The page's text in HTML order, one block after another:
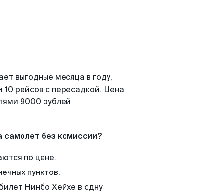
выгодные месяца в году,
рейсов с пересадкой. Цена
9000 рублей
самолет без комиссии?
по цене.
пунктов.
Нинбо Хейхе в одну